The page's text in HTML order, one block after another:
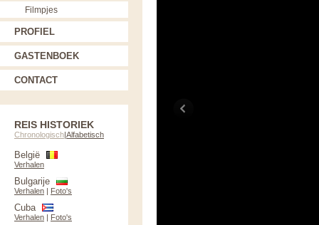
Filmpjes
PROFIEL
GASTENBOEK
CONTACT
REIS HISTORIEK
Chronologisch|Alfabetisch
België
Verhalen
Bulgarije
Verhalen | Foto's
Cuba
Verhalen | Foto's